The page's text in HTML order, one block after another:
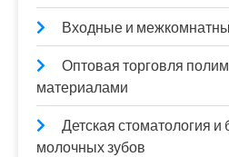
Входные и
Оптовая торговля
материалами
Детская стоматология
молочных зубов